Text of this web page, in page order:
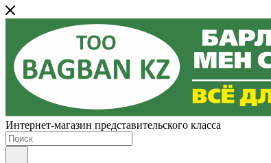
Интернет-магазин представительского класса